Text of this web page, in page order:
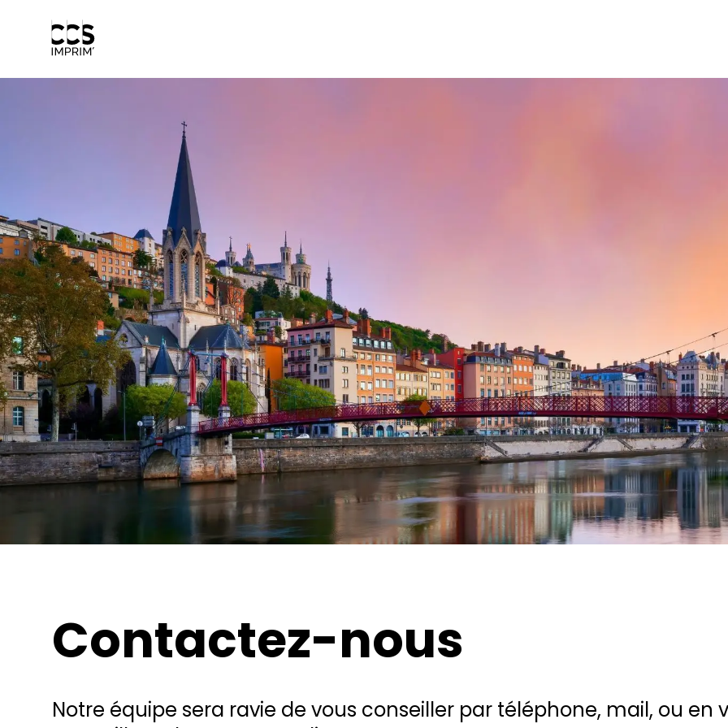
Contactez-nous
Notre équipe sera ravie de vous conseiller par téléphone, mail, ou en